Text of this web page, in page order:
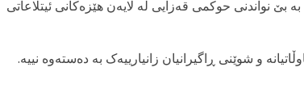
بێ نواندنی حوکمی قەزایی لە لایەن هێزەکانی ئیتلاعاتی
و شوێنی ڕاگیرانیان زانیارییەک بە دەستەوە نییە.